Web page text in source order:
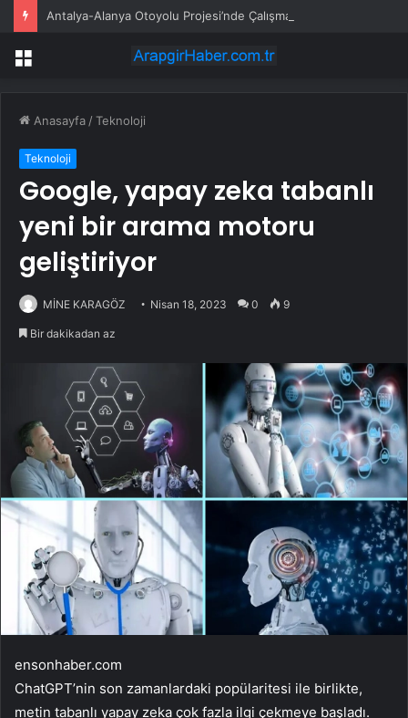
Menü
Anasayfa /Teknoloji
Teknoloji
Google, yapay zeka tabanlı
yeni bir arama motoru
geliştiriyor
MİNE KARAGÖZ Nisan 18, 2023 0 9
Bir dakikadan az
ensonhaber.com
ChatGPT’nin son zamanlardaki popülaritesi ile birlikte,
metin tabanlı yapay zeka çok fazla ilgi çekmeye başladı.